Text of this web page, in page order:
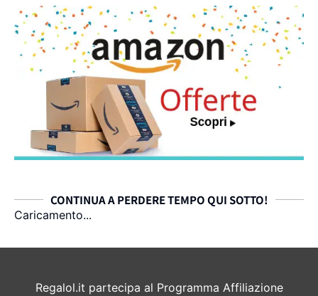
CONTINUA A PERDERE TEMPO QUI SOTTO!
Caricamento...
Regalol.it partecipa al Programma Affiliazione